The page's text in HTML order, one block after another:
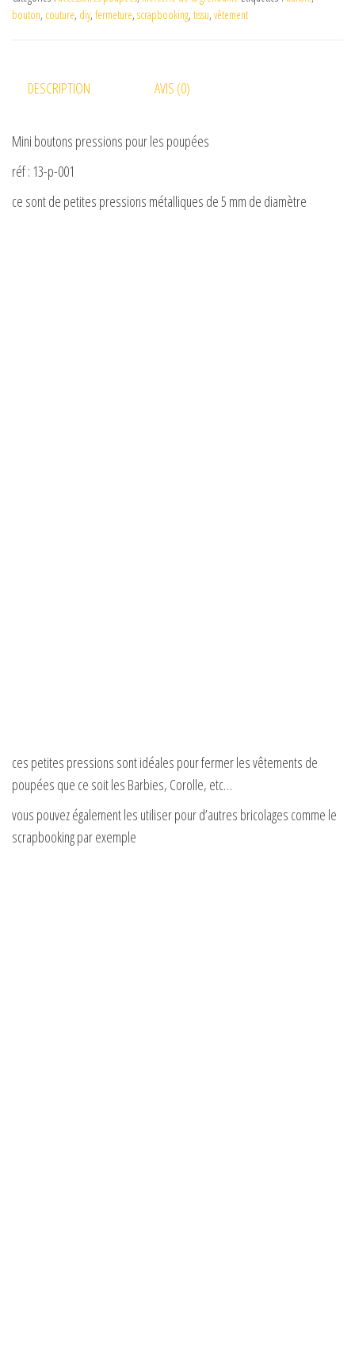
bouton, couture, diy, fermeture, scrapbooking, tissu, vêtement
DESCRIPTION AVIS (0)
Mini boutons pressions pour les poupées
réf : 13-p-001
ce sont de petites pressions métalliques de 5 mm de diamètre
ces petites pressions sont idéales pour fermer les vêtements de
poupées que ce soit les Barbies, Corolle, etc…
vous pouvez également les utiliser pour d’autres bricolages comme le
scrapbooking par exemple